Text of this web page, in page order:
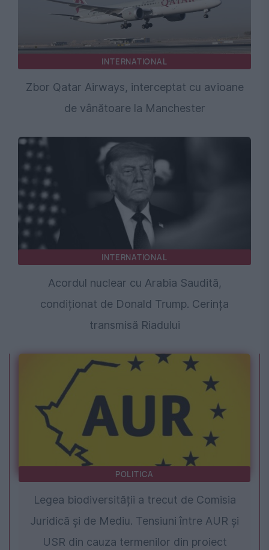
INTERNATIONAL
Zbor Qatar Airways, interceptat cu avioane
de vânătoare la Manchester
INTERNATIONAL
Acordul nuclear cu Arabia Saudită,
condiționat de Donald Trump. Cerința
transmisă Riadului
POLITICA
Legea biodiversității a trecut de Comisia
Juridică și de Mediu. Tensiuni între AUR și
USR din cauza termenilor din proiect